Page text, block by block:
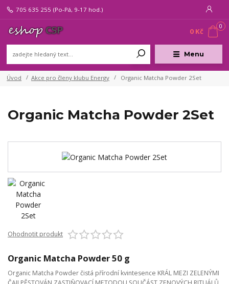
Menu
705 635 255 (Po-Pá, 9-17 hod.)
0
0 Kč
Úvod Akce pro členy klubu Energy Organic Matcha Powder 2Set
Organic Matcha Powder 2Set
Ohodnotit produkt
Organic Matcha Powder 50 g
Organic Matcha Powder čistá přírodní kvintesence KRÁL MEZI ZELENÝMI